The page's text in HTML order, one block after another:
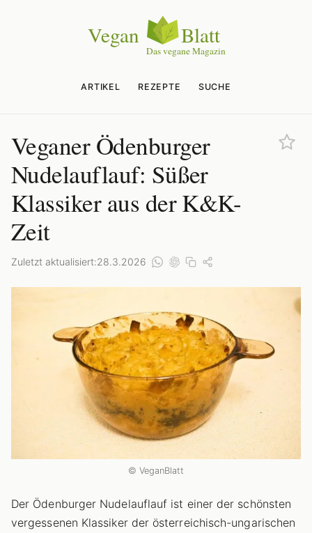
ARTIKEL REZEPTE SUCHE
Veganer Ödenburger
Nudelauflauf: Süßer
Klassiker aus der K&K-
Zeit
Zuletzt aktualisiert:28.3.2026
© VeganBlatt
Der Ödenburger Nudelauflauf ist einer der schönsten
vergessenen Klassiker der österreichisch-ungarischen